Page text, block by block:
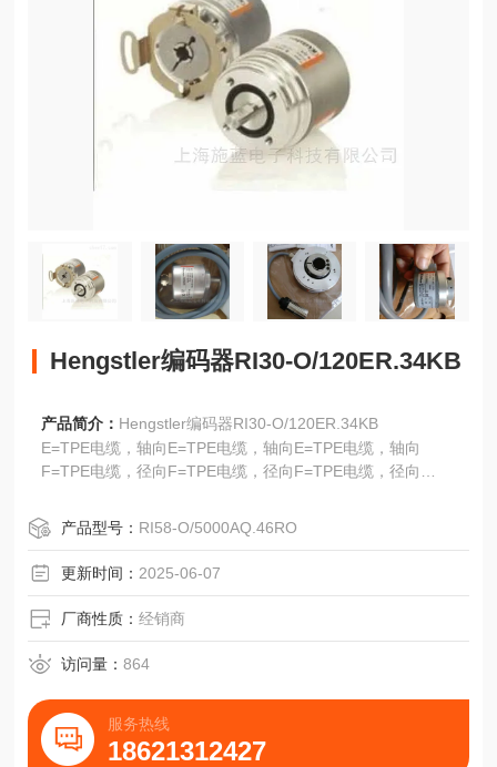
Hengstler编码器RI30-O/120ER.34KB
产品简介： Hengstler编码器RI30-O/120ER.34KB
E=TPE电缆，轴向E=TPE电缆，轴向E=TPE电缆，轴向
F=TPE电缆，径向F=TPE电缆，径向F=TPE电缆，径向
逆时针
H=Conin,径向,逆时针H=Conin,径向,逆时针H=Conin,径向,逆
时针
K*=MIL10极,径向J=Binder6极
产品型号： RI58-O/5000AQ.46RO
更新时间： 2025-06-07
厂商性质：经销商
访问量：864
服务热线
18621312427